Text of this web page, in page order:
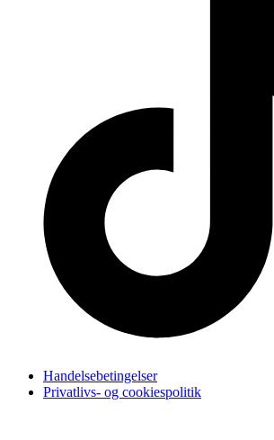
Handelsebetingelser
Privatlivs- og cookiespolitik